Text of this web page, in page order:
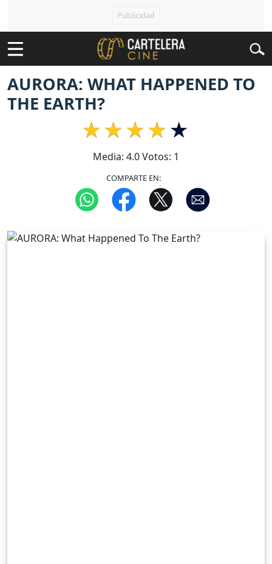
AURORA: WHAT HAPPENED TO
THE EARTH?
Media: 4.0Votos: 1
COMPARTE EN: